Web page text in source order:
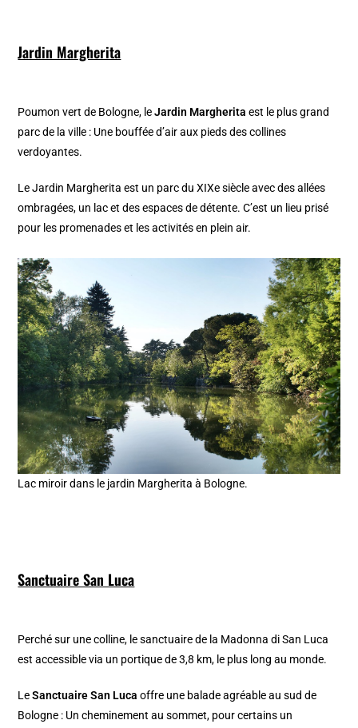
Jardin Margherita
Poumon vert de Bologne, leJardin Margherita est le plus grand
parc de la ville : Une bouffée d’air aux pieds des collines
verdoyantes.
Le Jardin Margherita est un parc du XIXe siècle avec des allées
ombragées, un lac et des espaces de détente. C’est un lieu prisé
pour les promenades et les activités en plein air.
Lac miroir dans le jardin Margherita à Bologne.
Sanctuaire San Luca
Perché sur une colline, le sanctuaire de la Madonna di San Luca
est accessible via un portique de 3,8 km, le plus long au monde.
LeSanctuaire San Luca offre une balade agréable au sud de
Bologne : Un cheminement au sommet, pour certains un